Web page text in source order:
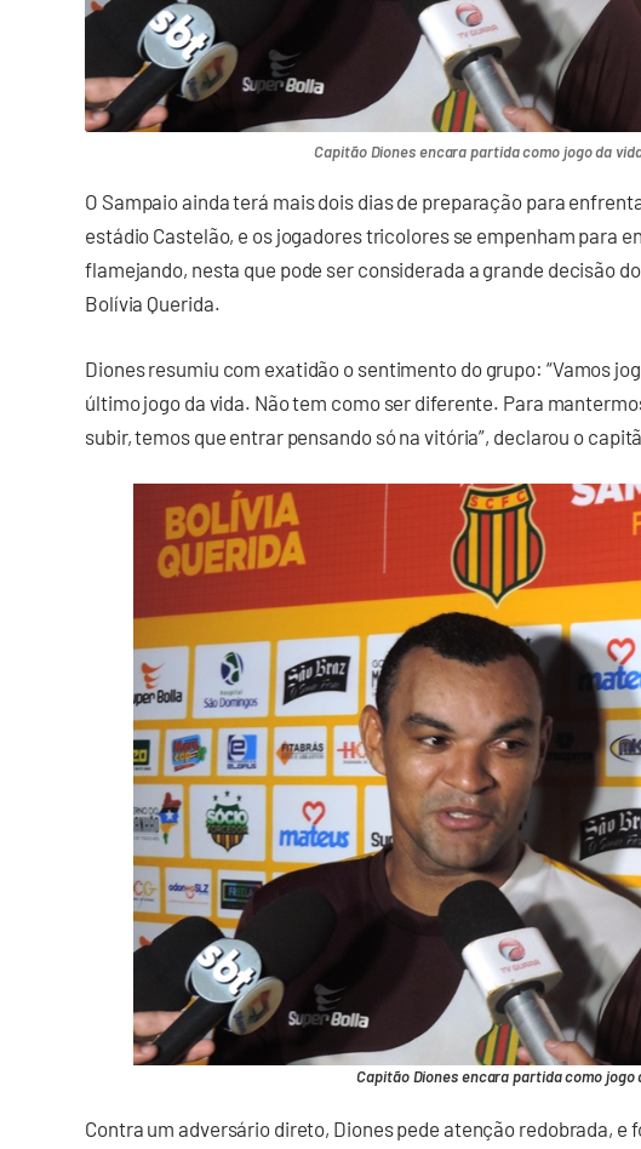
Capitão Diones encara partida como jogo da
O Sampaio ainda terá mais dois dias de preparação para
estádio Castelão, e os jogadores tricolores se empenham para
flamejando, nesta que pode ser considerada a grande decisão
Bolívia Querida.
Diones resumiu com exatidão o sentimento do grupo: “Vamos
último jogo da vida. Não tem como ser diferente. Para
subir, temos que entrar pensando só na vitória”, declarou o
Capitão Diones encara partida como jogo
Contra um adversário direto, Diones pede atenção redobrada, e